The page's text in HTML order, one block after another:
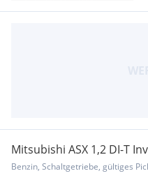
Mitsubishi ASX 1,2 DI-T
Benzin, Schaltgetriebe, gültiges